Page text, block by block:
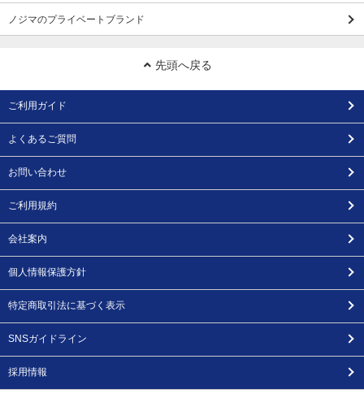
ノジマのプライベートブランド
先頭へ戻る
ご利用ガイド
よくあるご質問
お問い合わせ
ご利用規約
会社案内
個人情報保護方針
特定商取引法に基づく表示
SNSガイドライン
採用情報